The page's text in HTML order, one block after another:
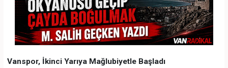
Vanspor, İkinci Yarıya Mağlubiyetle Başladı